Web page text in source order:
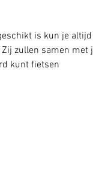
is kun je
zullen samen met
kunt fietsen